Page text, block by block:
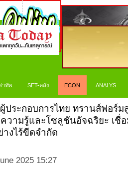
าทัพ SET-คลัง ECON ANALYS
ประกอบการไทย ทรานส์ฟอร์ม
ความรู้และโซลูชันอัจฉริยะ เชื่
างไร้ขีดจำกัด
2025 15:27